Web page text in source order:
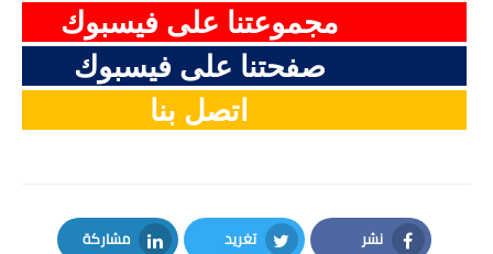
مجموعتنا على فيسبوك
صفحتنا على فيسبوك
اتصل بنا
نشر تغريد مشاركة